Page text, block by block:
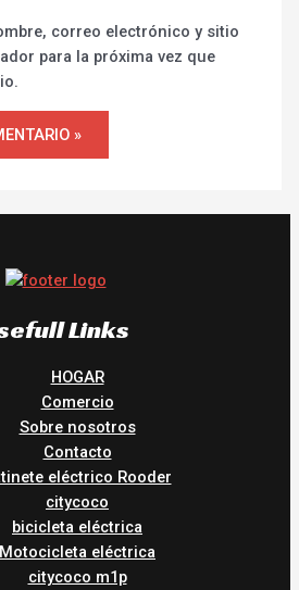
correo electrónico y sitio
para la próxima vez que
Links
HOGAR
Comercio
Sobre nosotros
Contacto
eléctrico Rooder
citycoco
bicicleta eléctrica
Motocicleta eléctrica
citycoco m1p